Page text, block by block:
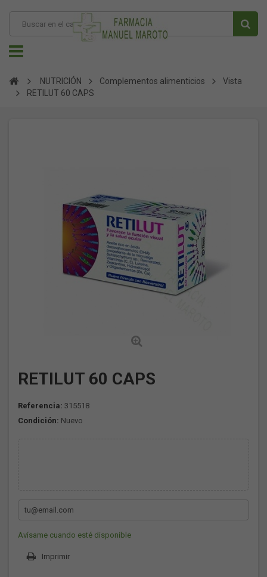
NUTRICIÓN Complementos alimenticios
Vista
RETILUT 60 CAPS
RETILUT 60 CAPS
Referencia: 315518
Condición: Nuevo
Avísame cuando esté disponible
Imprimir